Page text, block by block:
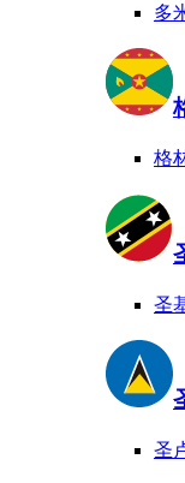
多
格
圣
圣